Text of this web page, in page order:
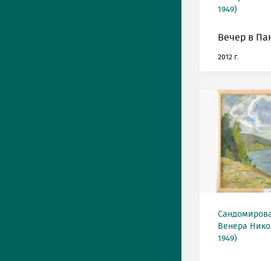
1949)
Вечер в
2012 г.
Венера
1949)